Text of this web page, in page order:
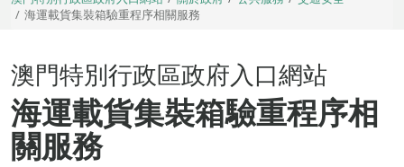
海運載貨集裝箱驗重程序相關服務
澳門特別行政區政府入口網站
海運載貨集裝箱驗重程序相
關服務